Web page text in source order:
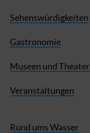
Sehenswürdigkeiten
Gastronomie
Museen und Theater
Veranstaltungen
Rund ums Wasser